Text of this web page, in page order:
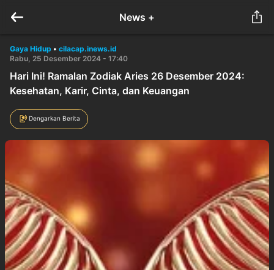
News +
Gaya Hidup • cilacap.inews.id
Rabu, 25 Desember 2024 - 17:40
Hari Ini! Ramalan Zodiak Aries 26 Desember 2024:
Kesehatan, Karir, Cinta, dan Keuangan
Dengarkan Berita